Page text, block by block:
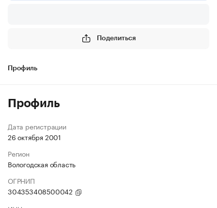
Поделиться
Профиль
Профиль
Дата регистрации
26 октября 2001
Регион
Вологодская область
ОГРНИП
304353408500042